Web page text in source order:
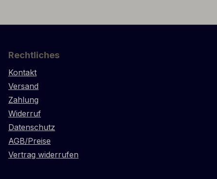
Rechtliches
Kontakt
Versand
Zahlung
Widerruf
Datenschutz
AGB/Preise
Vertrag widerrufen